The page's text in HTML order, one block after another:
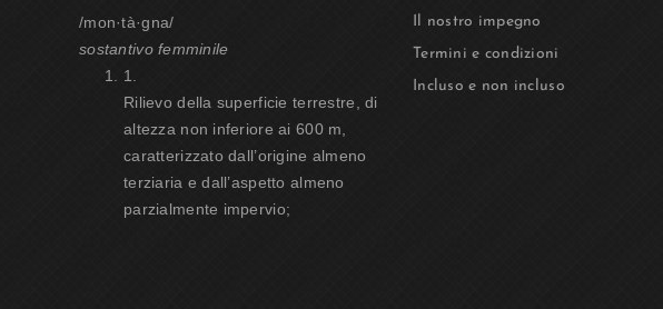
/mon·tà·gna/
sostantivo femminile
1.
Rilievo della superficie terrestre, di
altezza non inferiore ai 600 m,
caratterizzato dall’origine almeno
terziaria e dall’aspetto almeno
parzialmente impervio;
Il nostro impegno
Termini e condizioni
Incluso e non incluso